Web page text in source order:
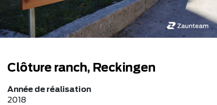
Clôture ranch, Reckingen
Année de réalisation
2018